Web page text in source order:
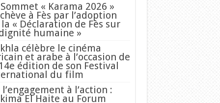
« Karama 2026 »
à Fès par l’adoption
« Déclaration de Fès sur
humaine »
célèbre le cinéma
et arabe à l’occasion de
édition de son Festival
du film
l’engagement à l’action :
El Haite au Forum